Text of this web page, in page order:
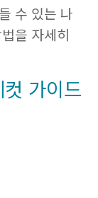
수 있는 나
을 자세히
가이드